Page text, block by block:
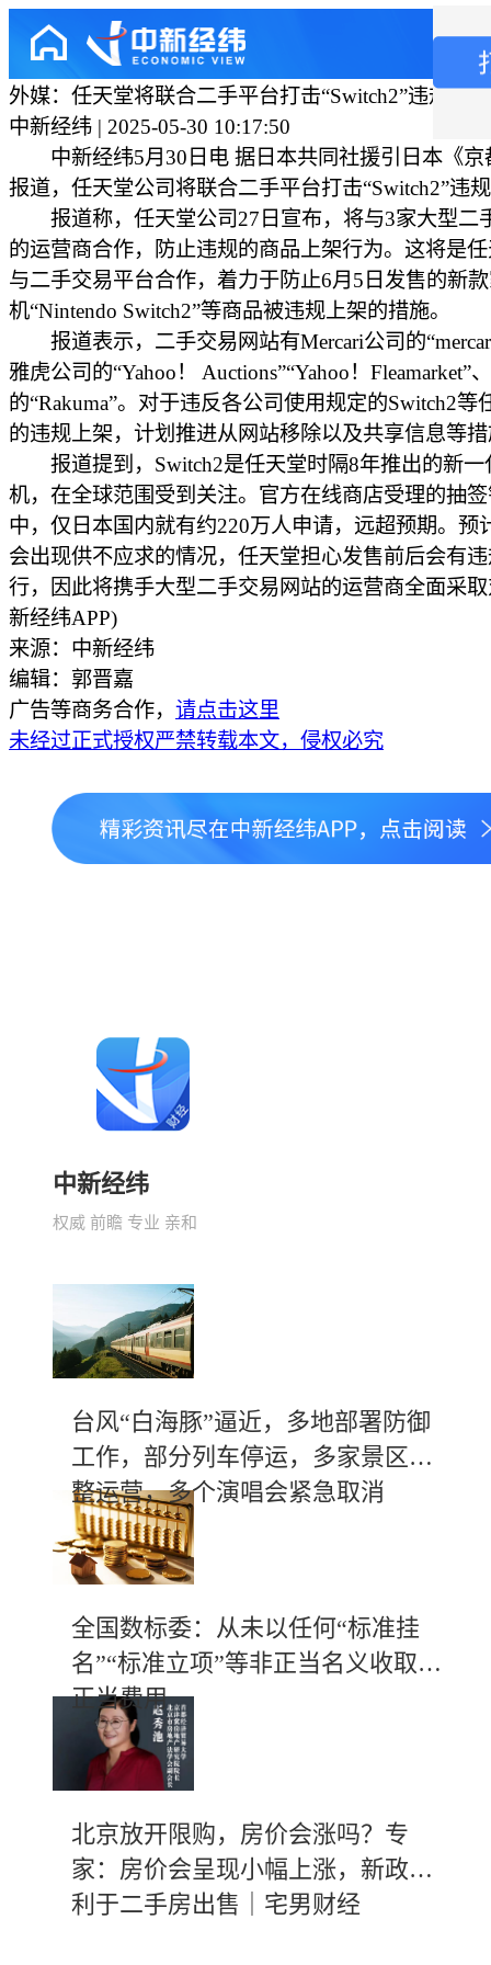
外媒：任天堂将联合二手平台打击“Switch2”违规交易
中新经纬 | 2025-05-30 10:17:50
中新经纬5月30日电 据日本共同社援引日本《京
报道，任天堂公司将联合二手平台打击“Switch2”违
报道称，任天堂公司27日宣布，将与3家大型二
的运营商合作，防止违规的商品上架行为。这将是
与二手交易平台合作，着力于防止6月5日发售的新
机“Nintendo Switch2”等商品被违规上架的措施。
报道表示，二手交易网站有Mercari公司的
雅虎公司的“Yahoo！ Auctions”“Yahoo！Fleamarket”
的“Rakuma”。对于违反各公司使用规定的Switch2等
的违规上架，计划推进从网站移除以及共享信息等
报道提到，Switch2是任天堂时隔8年推出的新一
机，在全球范围受到关注。官方在线商店受理的抽
中，仅日本国内就有约220万人申请，远超预期。预
会出现供不应求的情况，任天堂担心发售前后会有
行，因此将携手大型二手交易网站的运营商全面采
新经纬APP)
来源：中新经纬
编辑：郭晋嘉
广告等商务合作， 请点击这里
未经过正式授权严禁转载本文，侵权必究
中新经纬
权威 前瞻 专业 亲和
台风“白海豚”逼近，多地部署防御
工作，部分列车停运，多家景区调
整运营，多个演唱会紧急取消
全国数标委：从未以任何“标准挂
名”“标准立项”等非正当名义收取不
正当费用
北京放开限购，房价会涨吗？专
家：房价会呈现小幅上涨，新政有
利于二手房出售｜宅男财经